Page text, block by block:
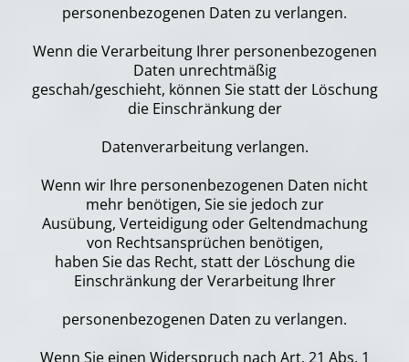
personenbezogenen Daten zu verlangen.
Wenn die Verarbeitung Ihrer personenbezogenen
Daten unrechtmäßig
geschah/geschieht, können Sie statt der Löschung
die Einschränkung der
Datenverarbeitung verlangen.
Wenn wir Ihre personenbezogenen Daten nicht
mehr benötigen, Sie sie jedoch zur
Ausübung, Verteidigung oder Geltendmachung
von Rechtsansprüchen benötigen,
haben Sie das Recht, statt der Löschung die
Einschränkung der Verarbeitung Ihrer
personenbezogenen Daten zu verlangen.
Wenn Sie einen Widerspruch nach Art. 21 Abs. 1